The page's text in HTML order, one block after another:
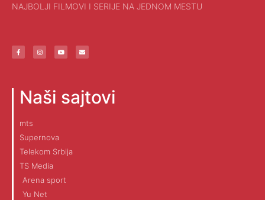
NAJBOLJI FILMOVI I SERIJE NA JEDNOM MESTU
Naši sajtovi
mts
Supernova
Telekom Srbija
TS Media
Arena sport
Yu Net